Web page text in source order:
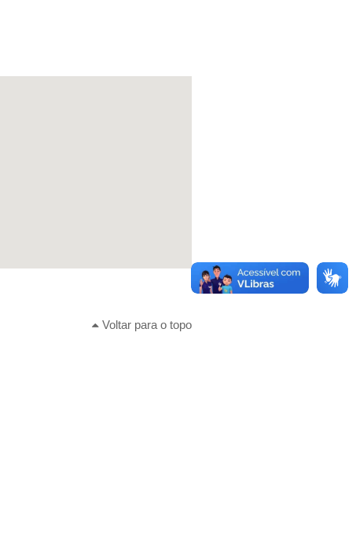
Voltar para o topo